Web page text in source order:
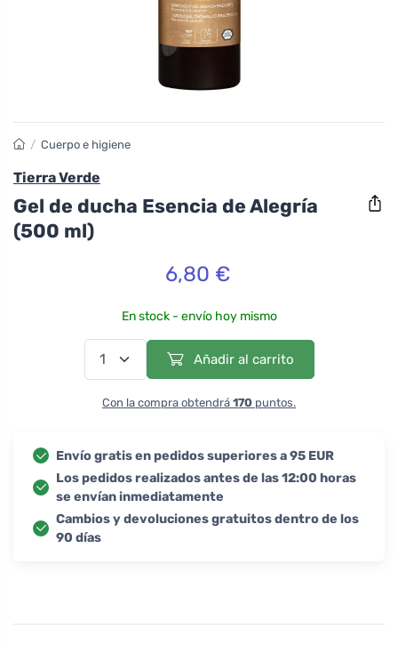
/ Cuerpo e higiene
Tierra Verde
Gel de ducha Esencia de Alegría
(500 ml)
6,80 €
En stock - envío hoy mismo
Añadir al carrito
Con la compra obtendrá 170 puntos.
Envío gratis en pedidos superiores a 95 EUR
Los pedidos realizados antes de las 12:00 horas
se envían inmediatamente
Cambios y devoluciones gratuitos dentro de los
90 días